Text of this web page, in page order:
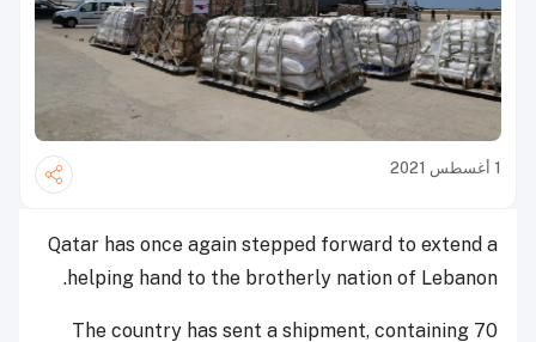
1 أغسطس 2021
Qatar has once again stepped forward to extend a
helping hand to the brotherly nation of Lebanon.
The country has sent a shipment, containing 70